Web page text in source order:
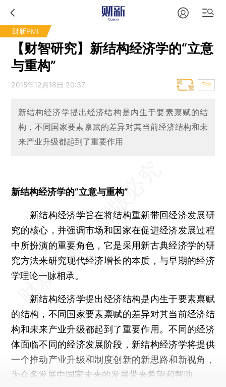
财新PMI
【财智研究】新结构经济学的“立意
与重构”
2015年12月18日 20:37 T中
新结构经济学提出经济结构是内生于要素禀赋的结
构，不同国家要素禀赋的差异对其当前经济结构和未
来产业升级都起到了重要作用
新结构经济学的“立意与重构”
新结构经济学旨在将结构重新带回经济发展研
究的核心，并强调市场和国家在促进经济发展过程
中所扮演的重要角色，它是采用新古典经济学的研
究方法来研究现代经济增长的本质，与早期的经济
学理论一脉相承。
新结构经济学提出经济结构是内生于要素禀赋
的结构，不同国家要素禀赋的差异对其当前经济结
构和未来产业升级都起到了重要作用。不同的经济
体面临不同的经济发展阶段，新结构经济学将提供
一个推动产业升级和制度创新的新思路和新视角，
为众多发展中国家未来的发展带来希望和帮助。